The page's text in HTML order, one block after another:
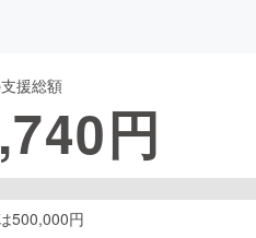
ファッション
援総額
円
500,000円